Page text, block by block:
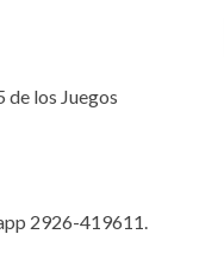
los Juegos
2926-419611.